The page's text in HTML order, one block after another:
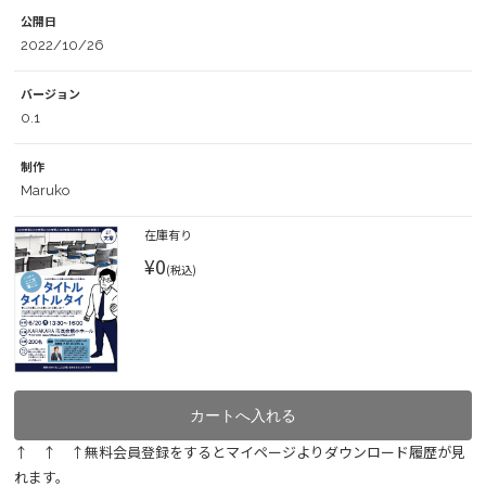
公開日
2022/10/26
バージョン
0.1
制作
Maruko
在庫有り
¥0(税込)
↑ ↑ ↑無料会員登録をするとマイページよりダウンロード履歴が見
れます。